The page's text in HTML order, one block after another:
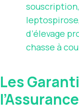
d’élevage
chasse à
Les